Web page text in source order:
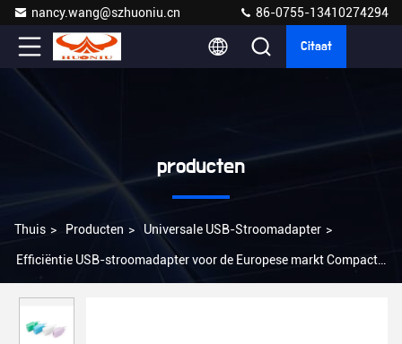
nancy.wang@szhuoniu.cn 86-0755-13410274294
Citaat
producten
Thuis > Producten > Universale USB-Stroomadapter >
Efficiëntie USB-stroomadapter voor de Europese markt Compact